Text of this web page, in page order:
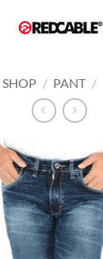
SHOP / PANT /